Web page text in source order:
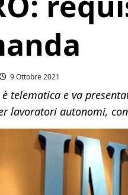
9 Ottobre 2021
telematica e va
lavoratori autonomi,